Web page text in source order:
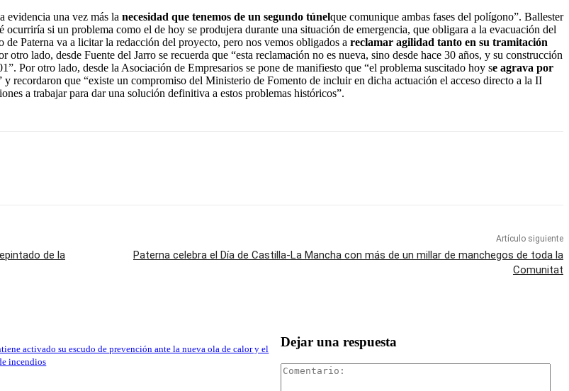
evidencia una vez más la necesidad que tenemos de un segundo túnelque comunique ambas fases del polígono”. Ballester
si un problema como el de hoy se produjera durante una situación de emergencia, que obligara a la evacuación del
Paterna va a licitar la redacción del proyecto, pero nos vemos obligados a reclamar agilidad tanto en su tramitación
otro lado, desde Fuente del Jarro se recuerda que “esta reclamación no es nueva, sino desde hace 30 años, y su construcción
Por otro lado, desde la Asociación de Empresarios se pone de manifiesto que “el problema suscitado hoy se agrava por
y recordaron que “existe un compromiso del Ministerio de Fomento de incluir en dicha actuación el acceso directo a la II
a trabajar para dar una solución definitiva a estos problemas históricos”.
de la
Artículo siguiente
Paterna celebra el Día de Castilla-La Mancha con más de un millar de manchegos de toda la
Comunitat
activado su escudo de prevención ante la nueva ola de calor y el
incendios
Dejar una respuesta